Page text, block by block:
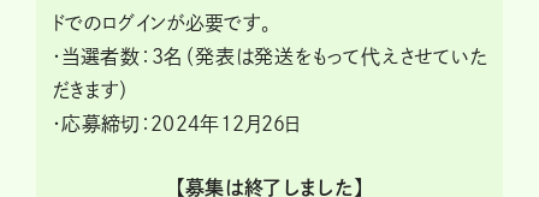
ドでのログインが必要です。
・当選者数：3名（発表は発送をもって代えさせていた
だきます）
・応募締切：2024年12月26日
【募集は終了しました】